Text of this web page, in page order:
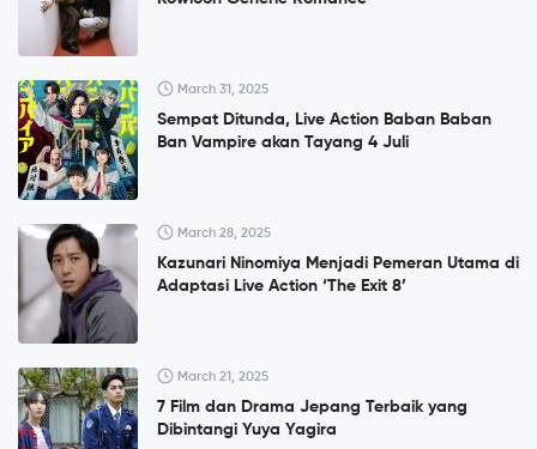
March 31, 2025
Sempat Ditunda, Live Action Baban Baban
Ban Vampire akan Tayang 4 Juli
March 28, 2025
Kazunari Ninomiya Menjadi Pemeran Utama di
Adaptasi Live Action ‘The Exit 8’
March 21, 2025
7 Film dan Drama Jepang Terbaik yang
Dibintangi Yuya Yagira